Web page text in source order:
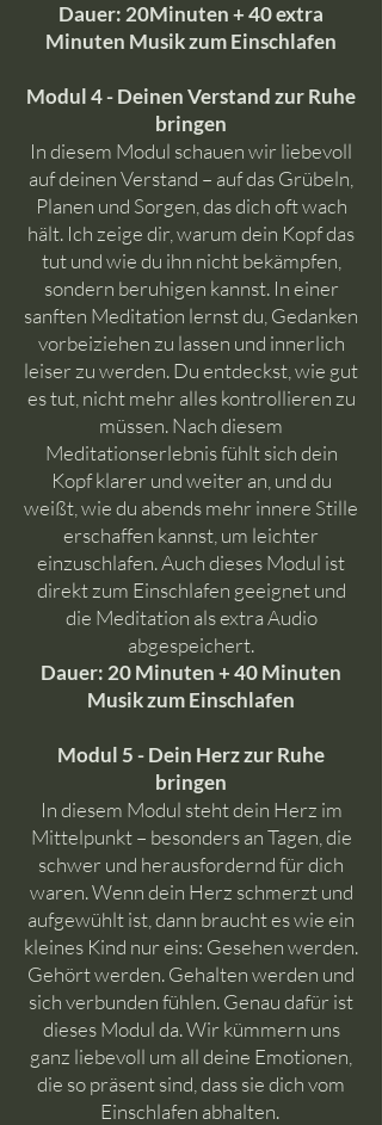
Dauer: 20Minuten + 40 extra
Minuten Musik zum Einschlafen
Modul 4 - Deinen Verstand zur Ruhe
bringen
In diesem Modul schauen wir liebevoll
auf deinen Verstand – auf das Grübeln,
Planen und Sorgen, das dich oft wach
hält. Ich zeige dir, warum dein Kopf das
tut und wie du ihn nicht bekämpfen,
sondern beruhigen kannst. In einer
sanften Meditation lernst du, Gedanken
vorbeiziehen zu lassen und innerlich
leiser zu werden. Du entdeckst, wie gut
es tut, nicht mehr alles kontrollieren zu
müssen. Nach diesem
Meditationserlebnis fühlt sich dein
Kopf klarer und weiter an, und du
weißt, wie du abends mehr innere Stille
erschaffen kannst, um leichter
einzuschlafen. Auch dieses Modul ist
direkt zum Einschlafen geeignet und
die Meditation als extra Audio
abgespeichert.
Dauer: 20 Minuten + 40 Minuten
Musik zum Einschlafen
Modul 5 - Dein Herz zur Ruhe
bringen
In diesem Modul steht dein Herz im
Mittelpunkt – besonders an Tagen, die
schwer und herausfordernd für dich
waren. Wenn dein Herz schmerzt und
aufgewühlt ist, dann braucht es wie ein
kleines Kind nur eins: Gesehen werden.
Gehört werden. Gehalten werden und
sich verbunden fühlen. Genau dafür ist
dieses Modul da. Wir kümmern uns
ganz liebevoll um all deine Emotionen,
die so präsent sind, dass sie dich vom
Einschlafen abhalten.